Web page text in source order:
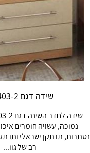
שידה דגם 403-2 רא
נמוכה, עשויה חומרים
נסתרות, תו תקן ישראלי ותו
רב של גוו...